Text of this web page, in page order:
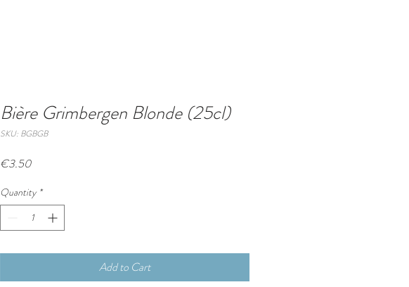
Bière Grimbergen Blonde (25cl)
SKU: BGBGB
€3.50Price
Quantity *
Add to Cart